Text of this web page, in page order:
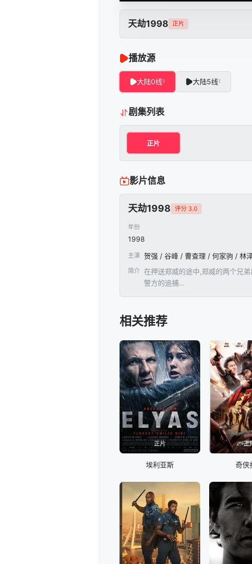
天劫1998 正片
播放源
大陆0线1 大陆5线1
剧集列表
正片
影片信息
天劫1998 评分 3.0
年份
1998
主演 贺强 / 谷峰 / 曹查理 / 何家驹 / 林
简介 在押送郑威的途中,郑威的两个兄
警方的追捕...
相关推荐
正片
埃利亚斯
正
奇侠